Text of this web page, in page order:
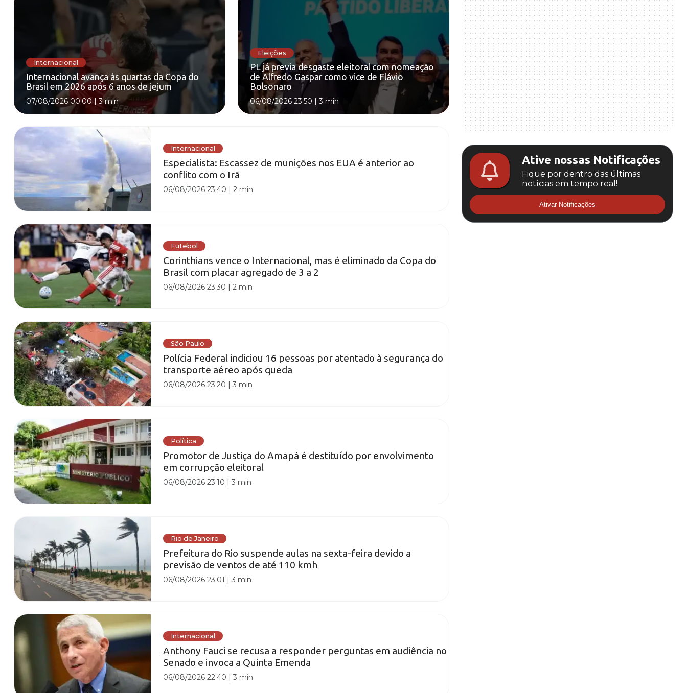
Internacional
Internacional avança às quartas da Copa do
Brasil em 2026 após 6 anos de jejum
07/08/2026 00:00 |3 min
Eleições
PL já previa desgaste eleitoral com nomeação
de Alfredo Gaspar como vice de Flávio
Bolsonaro
06/08/2026 23:50 |3 min
Internacional
Especialista: Escassez de munições nos EUA é anterior ao
conflito com o Irã
06/08/2026 23:40 |2 min
Futebol
Corinthians vence o Internacional, mas é eliminado da Copa do
Brasil com placar agregado de 3 a 2
06/08/2026 23:30 |2 min
São Paulo
Polícia Federal indiciou 16 pessoas por atentado à segurança do
transporte aéreo após queda
06/08/2026 23:20 |3 min
Política
Promotor de Justiça do Amapá é destituído por envolvimento
em corrupção eleitoral
06/08/2026 23:10 |3 min
Rio de Janeiro
Prefeitura do Rio suspende aulas na sexta-feira devido a
previsão de ventos de até 110 kmh
06/08/2026 23:01 |3 min
Internacional
Anthony Fauci se recusa a responder perguntas em audiência no
Senado e invoca a Quinta Emenda
06/08/2026 22:40 |3 min
Ative nossas Notificações
Fique por dentro das últimas
notícias em tempo real!
Ativar Notificações